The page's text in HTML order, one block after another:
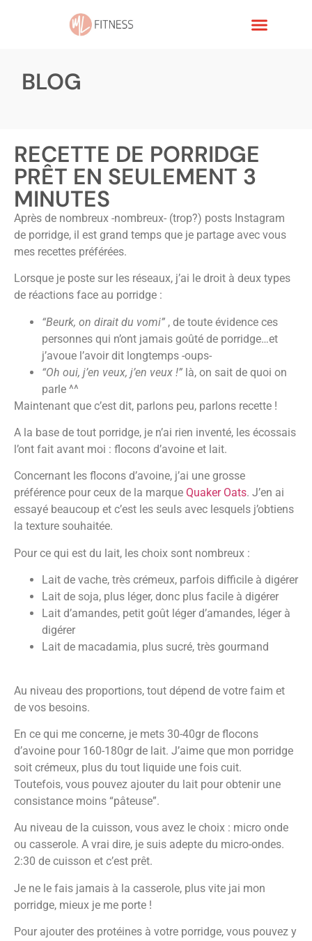
BLOG
RECETTE DE PORRIDGE
PRÊT EN SEULEMENT 3
MINUTES
Après de nombreux -nombreux- (trop?) posts Instagram
de porridge, il est grand temps que je partage avec vous
mes recettes préférées.
Lorsque je poste sur les réseaux, j’ai le droit à deux types
de réactions face au porridge :
“Beurk, on dirait du vomi” , de toute évidence ces
personnes qui n’ont jamais goûté de porridge…et
j’avoue l’avoir dit longtemps -oups-
“Oh oui, j’en veux, j’en veux !” là, on sait de quoi on
parle ^^
Maintenant que c’est dit, parlons peu, parlons recette !
A la base de tout porridge, je n’ai rien inventé, les écossais
l’ont fait avant moi : flocons d’avoine et lait.
Concernant les flocons d’avoine, j’ai une grosse
préférence pour ceux de la marque Quaker Oats. J’en ai
essayé beaucoup et c’est les seuls avec lesquels j’obtiens
la texture souhaitée.
Pour ce qui est du lait, les choix sont nombreux :
Lait de vache, très crémeux, parfois difficile à digérer
Lait de soja, plus léger, donc plus facile à digérer
Lait d’amandes, petit goût léger d’amandes, léger à
digérer
Lait de macadamia, plus sucré, très gourmand
Au niveau des proportions, tout dépend de votre faim et
de vos besoins.
En ce qui me concerne, je mets 30-40gr de flocons
d’avoine pour 160-180gr de lait. J’aime que mon porridge
soit crémeux, plus du tout liquide une fois cuit.
Toutefois, vous pouvez ajouter du lait pour obtenir une
consistance moins “pâteuse”.
Au niveau de la cuisson, vous avez le choix : micro onde
ou casserole. A vrai dire, je suis adepte du micro-ondes.
2:30 de cuisson et c’est prêt.
Je ne le fais jamais à la casserole, plus vite jai mon
porridge, mieux je me porte !
Pour ajouter des protéines à votre porridge, vous pouvez y